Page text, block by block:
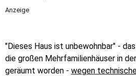
Anzeige
"Dieses Haus ist unbewohnbar" -
die großen Mehrfamilienhäuser in
geräumt worden - wegen